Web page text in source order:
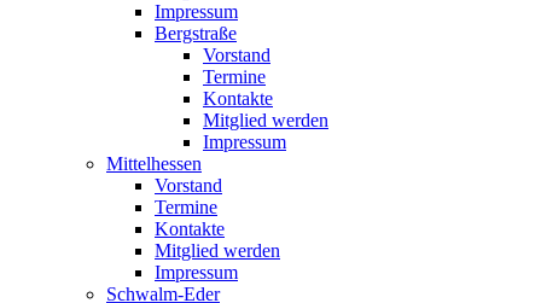
Impressum
Bergstraße
Vorstand
Termine
Kontakte
Mitglied werden
Impressum
Mittelhessen
Vorstand
Termine
Kontakte
Mitglied werden
Impressum
Schwalm-Eder